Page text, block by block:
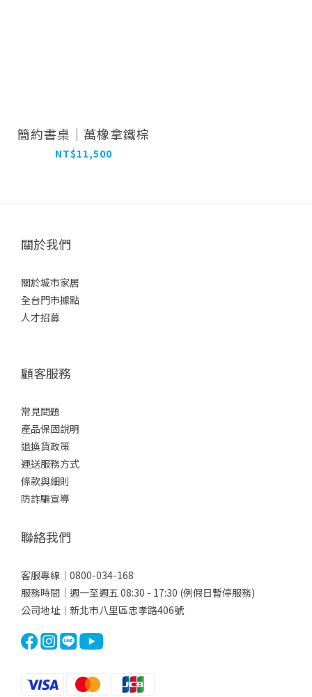
簡約書桌｜萬橡拿鐵棕
NT$11,500
關於我們
關於城市家居
全台門市據點
人才招募
顧客服務
常見問題
產品保固說明
退換貨政策
運送服務方式
條款與細則
防詐騙宣導
聯絡我們
客服專線｜0800-034-168
服務時間｜週一至週五 08:30 - 17:30 (例假日暫停服務)
公司地址｜新北市八里區忠孝路406號